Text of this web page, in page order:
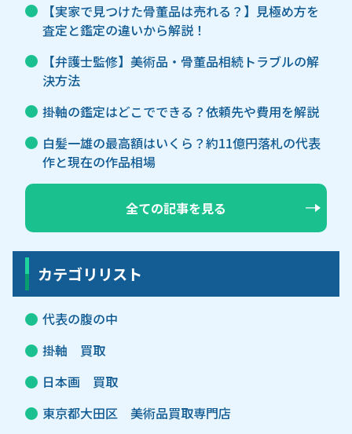
【実家で見つけた骨董品は売れる？】見極め方を
査定と鑑定の違いから解説！
【弁護士監修】美術品・骨董品相続トラブルの解
決方法
掛軸の鑑定はどこでできる？依頼先や費用を解説
白髪一雄の最高額はいくら？約11億円落札の代表
作と現在の作品相場
全ての記事を見る
カテゴリリスト
代表の腹の中
掛軸 買取
日本画 買取
東京都大田区 美術品買取専門店